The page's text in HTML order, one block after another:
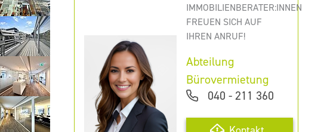
IMMOBILIENBERATER:INNEN
FREUEN SICH AUF
IHREN ANRUF!
Abteilung
Bürovermietung
040 - 211 360